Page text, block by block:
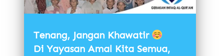
Tenang, Jangan Khawatir
Di Yayasan Amal Kita Semua,